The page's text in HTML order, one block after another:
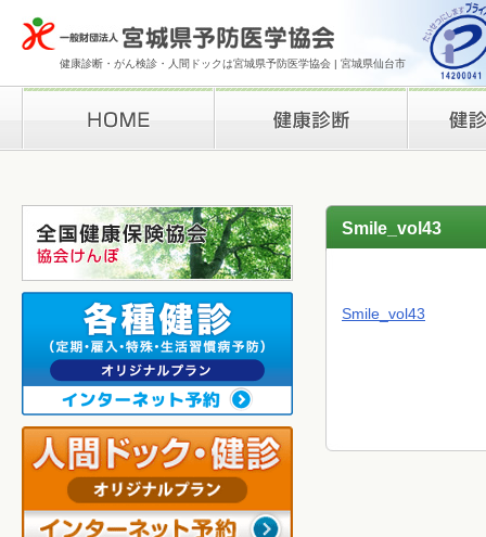
健康診断・がん検診・人間ドックは宮城県予防医学協会 | 宮城県仙台市
Smile_vol43
Smile_vol43